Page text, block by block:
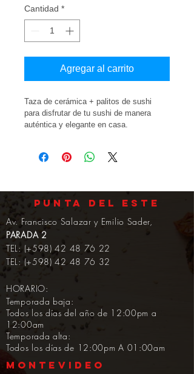
Cantidad *
Agregar al carrito
Taza de cerámica + palitos de sushi
para disfrutar de tu sushi de manera
auténtica y elegante en casa.
PUNTA DEL ESTE
Av. Francisco Salazar y Emilio Sader,
PARADA 2
TEL: (+598)42 48 76 22
TEL: (+598)42 48 76 32
HORARIO:
Temporada baja:
Todos los días del año de 12:00pm a
12:00am
Temporada alta:
Todos los días de 12:00pm A 01:00am
MONTEVIDEO